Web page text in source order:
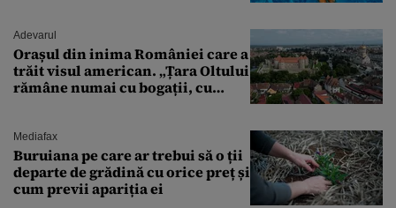
Adevarul
Orașul din inima României care a
trăit visul american. „Țara Oltului
rămâne numai cu bogații, cu
Mediafax
Buruiana pe care ar trebui să o ții
departe de grădină cu orice preț și
cum previi apariția ei